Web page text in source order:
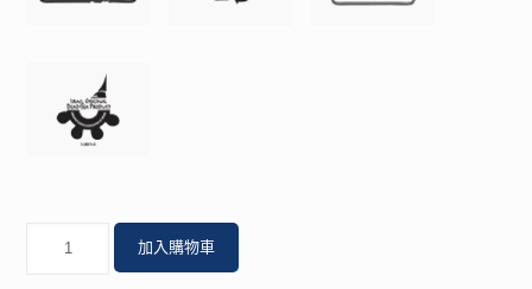
加入購物車